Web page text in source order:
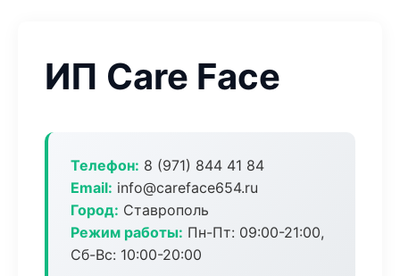
ИП Care Face
Телефон: 8 (971) 844 41 84
Email: info@careface654.ru
Город: Ставрополь
Режим работы: Пн-Пт: 09:00-21:00,
Сб-Вс: 10:00-20:00